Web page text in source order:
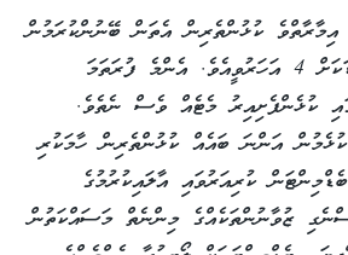
ކުޅުންތެރިން އެތަން ބޭނުންކުރަމުން
އަންނަތާ މިހާރު ގާތްގަނޑަކަށް 4 އަހަރުވީއެވެ. އެންމެ ފުރަތަމަ
ކުޅެންފެށިއިރު މެޓެއް ވެސް ނެތެވެ.
އަންނަ ބައެއް ކުޅުންތެރިން ހާމަކުރި
ކުރިއަރުވައި އާލައިކުރުމުގެ
ޒުވާނުންތަކެއްގެ މިންނެތް މަސައްކަތުން